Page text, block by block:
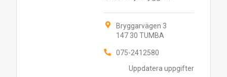
Uppdatera uppgifter
Bryggarvägen 3
147 30 TUMBA
075-2412580